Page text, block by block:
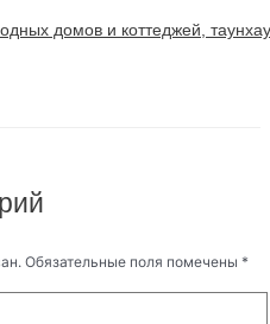
домов и коттеджей,
Обязательные поля помечены *